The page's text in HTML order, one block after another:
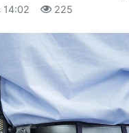
14:02 225